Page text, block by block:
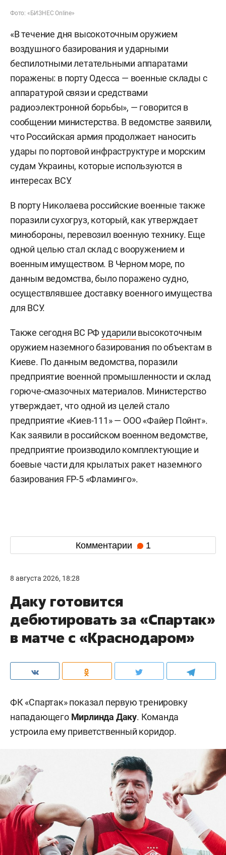
Фото: «БИЗНЕС Online»
«В течение дня высокоточным оружием
воздушного базирования и ударными
беспилотными летательными аппаратами
поражены: в порту Одесса — военные склады с
аппаратурой связи и средствами
радиоэлектронной борьбы», — говорится в
сообщении министерства. В ведомстве заявили,
что Российская армия продолжает наносить
удары по портовой инфраструктуре и морским
судам Украины, которые используются в
интересах ВСУ.
В порту Николаева российские военные также
поразили сухогруз, который, как утверждает
минобороны, перевозил военную технику. Еще
одной целью стал склад с вооружением и
военным имуществом. В Черном море, по
данным ведомства, было поражено судно,
осуществлявшее доставку военного имущества
для ВСУ.
Также сегодня ВС РФударили высокоточным
оружием наземного базирования по объектам в
Киеве. По данным ведомства, поразили
предприятие военной промышленности и склад
горюче-смазочных материалов. Министерство
утверждает, что одной из целей стало
предприятие «Киев-111» — ООО «Файер Пойнт».
Как заявили в российском военном ведомстве,
предприятие производило комплектующие и
боевые части для крылатых ракет наземного
базирования FP-5 «Фламинго».
Комментарии 1
8 августа 2026, 18:28
Даку готовится
дебютировать за «Спартак»
в матче с «Краснодаром»
ФК «Спартак» показал первую тренировку
нападающего Мирлинда Даку. Команда
устроила ему приветственный коридор.